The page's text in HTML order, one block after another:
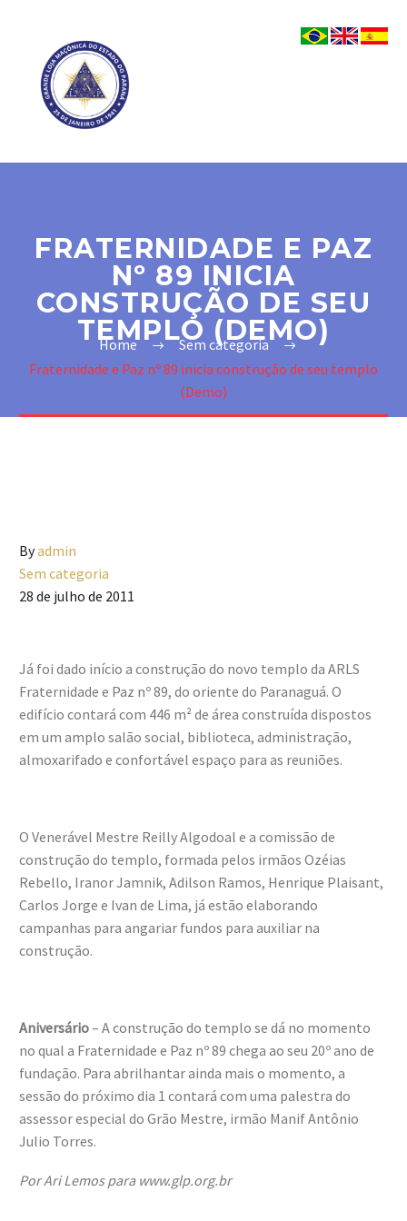
FRATERNIDADE E PAZ
Nº 89 INICIA
CONSTRUÇÃO DE SEU
TEMPLO (DEMO)
Home
Sem categoria
Fraternidade e Paz nº 89 inicia construção de seu templo
(Demo)
Byadmin
Sem categoria
28 de julho de 2011
Já foi dado início a construção do novo templo da ARLS
Fraternidade e Paz nº 89, do oriente do Paranaguá. O
edifício contará com 446 m² de área construída dispostos
em um amplo salão social, biblioteca, administração,
almoxarifado e confortável espaço para as reuniões.
O Venerável Mestre Reilly Algodoal e a comissão de
construção do templo, formada pelos irmãos Ozéias
Rebello, Iranor Jamnik, Adilson Ramos, Henrique Plaisant,
Carlos Jorge e Ivan de Lima, já estão elaborando
campanhas para angariar fundos para auxiliar na
construção.
Aniversário– A construção do templo se dá no momento
no qual a Fraternidade e Paz nº 89 chega ao seu 20º ano de
fundação. Para abrilhantar ainda mais o momento, a
sessão do próximo dia 1 contará com uma palestra do
assessor especial do Grão Mestre, irmão Manif Antônio
Julio Torres.
Por Ari Lemos para www.glp.org.br